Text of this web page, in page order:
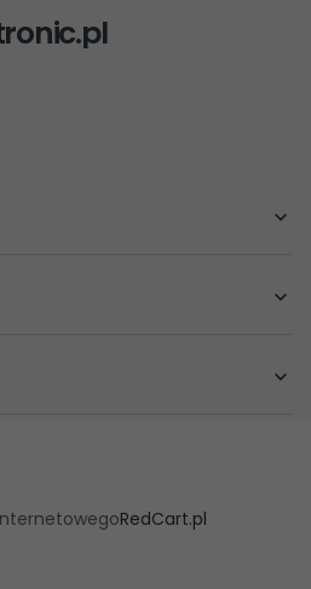
RedCart.pl